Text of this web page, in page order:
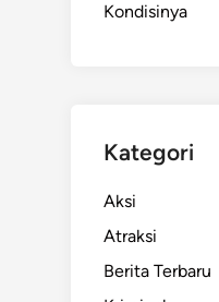
Kondisinya
Kategori
Aksi
Atraksi
Berita Terbaru